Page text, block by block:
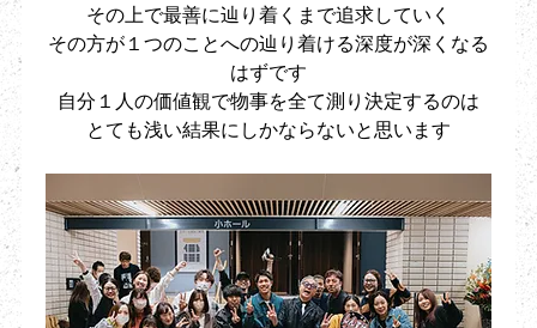
その上で最善に辿り着くまで追求していく
その方が１つのことへの辿り着ける深度が深くなる
はずです
自分１人の価値観で物事を全て測り決定するのは
とても浅い結果にしかならないと思います